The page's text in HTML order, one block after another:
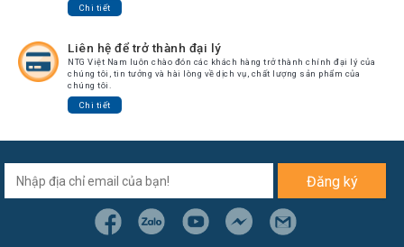
Chi tiết
Liên hệ để trở thành đại lý
NTG Việt Nam luôn chào đón các khách hàng trở thành chính đại lý của
chúng tôi, tin tưởng và hài lòng về dịch vụ, chất lượng sản phẩm của
chúng tôi.
Chi tiết
Đăng ký